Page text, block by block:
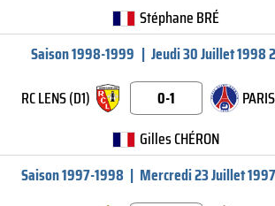
Stéphane BRÉ
Saison 1998-1999 | Jeudi 30 Juillet 1998
RC LENS (D1)
0-1
Gilles CHÉRON
Saison 1997-1998 | Mercredi 23 Juillet